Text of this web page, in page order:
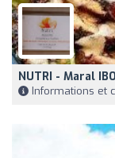
NUTRI - Maral
Informations et